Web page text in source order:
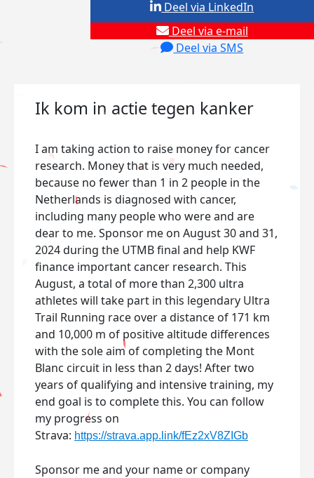
Deel via e-mail
Deel via SMS
Deel via LinkedIn
Ik kom in actie tegen kanker
I am taking action to raise money for cancer
research. Money that is very much needed,
because no fewer than 1 in 2 people in the
Netherlands is diagnosed with cancer,
including many people who were and are
dear to me. Sponsor me on August 30 and 31,
2024 during the UTMB final and help KWF
finance important cancer research. This
August, a total of more than 2,300 ultra
athletes will take part in this legendary Ultra
Trail Running race over a distance of 171 km
and 10,000 m of positive altitude differences
with the sole aim of completing the Mont
Blanc circuit in less than 2 days! After two
years of qualifying and intensive training, my
end goal is to complete this. You can follow
my progress on
Strava: https://strava.app.link/fEz2xV8ZIGb
Sponsor me and your name or company